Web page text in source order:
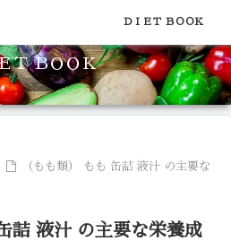
栄養素がわかる！健康やダイエットに
Ｔ ＢＯＯＫ
（もも類） もも 缶詰 液汁 の主要な
詰 液汁 の主要な栄養成
ＤＩＥＴ ＢＯＯＫ